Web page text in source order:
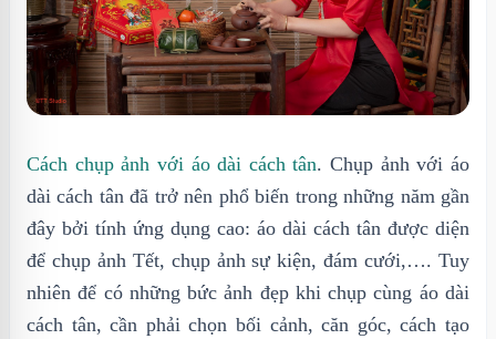
Cách chụp ảnh với áo dài cách tân. Chụp ảnh với áo
dài cách tân đã trở nên phổ biến trong những năm gần
đây bởi tính ứng dụng cao: áo dài cách tân được diện
để chụp ảnh Tết, chụp ảnh sự kiện, đám cưới,…. Tuy
nhiên để có những bức ảnh đẹp khi chụp cùng áo dài
cách tân, cần phải chọn bối cảnh, căn góc, cách tạo